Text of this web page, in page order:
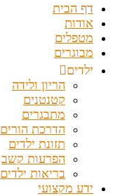
דף הבית
אודות
מטפלים
מבוגרים
ילדים
הריון ולידה
קטנטנים
מתבגרים
הדרכת הורים
תזונת ילדים
הפרעות קשב
בריאות ילדים
ידע מקצועי